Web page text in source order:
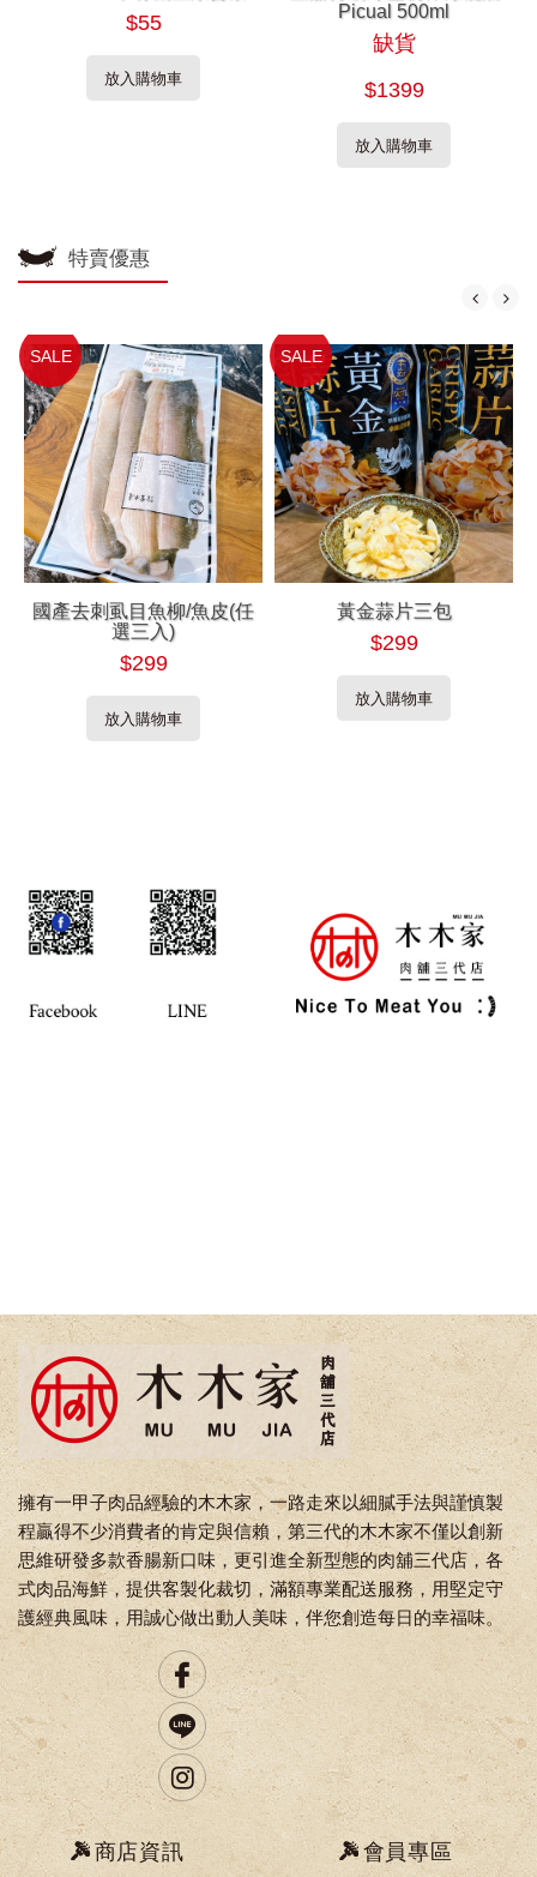
$55
放入購物車
Picual 500ml
缺貨
$1399
放入購物車
特賣優惠
SALE
國產去刺虱目魚柳/魚皮(任
選三入)
$299
放入購物車
SALE
黃金蒜片三包
$299
放入購物車
擁有一甲子肉品經驗的木木家，一路走來以細膩手法與謹慎製
程贏得不少消費者的肯定與信賴，第三代的木木家不僅以創新
思維研發多款香腸新口味，更引進全新型態的肉舖三代店，各
式肉品海鮮，提供客製化裁切，滿額專業配送服務，用堅定守
護經典風味，用誠心做出動人美味，伴您創造每日的幸福味。
商店資訊 會員專區